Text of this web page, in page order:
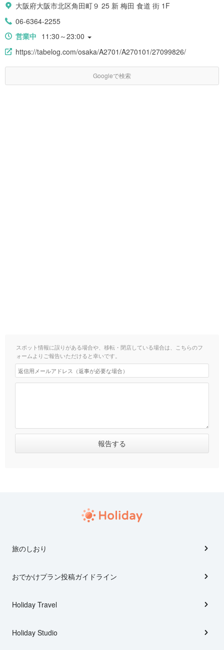
大阪府大阪市北区角田町９ 25 新 梅田 食道 街 1F
06-6364-2255
営業中 11:30～23:00
https://tabelog.com/osaka/A2701/A270101/27099826/
Googleで検索
スポット情報に誤りがある場合や、移転・閉店している場合は、こちらのフ
ォームよりご報告いただけると幸いです。
旅のしおり
おでかけプラン投稿ガイドライン
Holiday Travel
Holiday Studio